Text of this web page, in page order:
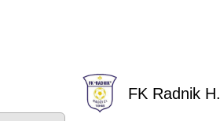
FK Radnik H.